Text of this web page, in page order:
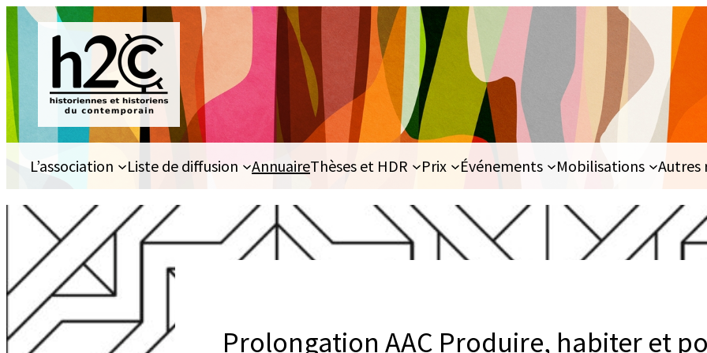
Aller
au
contenu
L’association Liste de diffusion AnnuaireThèses et HDR Prix Événements Mobilisations Autres
Prolongation AAC Produire, habiter et